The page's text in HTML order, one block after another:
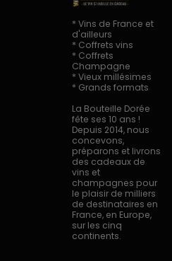
* Vins de France et
d'ailleurs
* Coffrets vins
* Coffrets
Champagne
* Vieux millésimes
* Grands formats
La Bouteille Dorée
fête ses 10 ans !
Depuis 2014, nous
concevons,
préparons et livrons
des cadeaux de
vins et
champagnes pour
le plaisir de milliers
de destinataires en
France, en Europe,
sur les cinq
continents.